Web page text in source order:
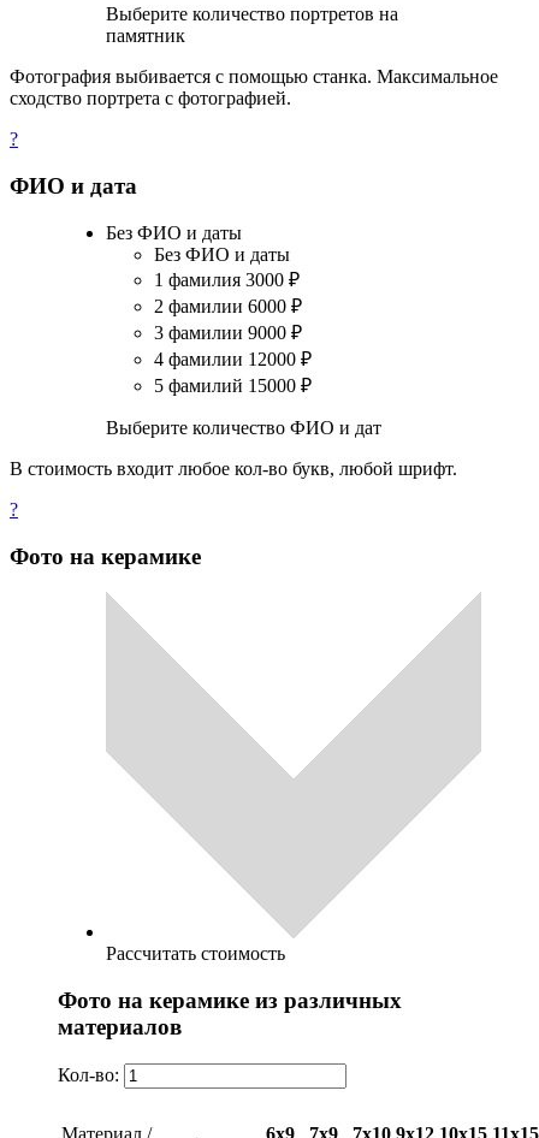
Выберите количество портретов на
памятник
Фотография выбивается с помощью станка. Максимальное
сходство портрета с фотографией.
?
ФИО и дата
Без ФИО и даты
Без ФИО и даты
1 фамилия 3000 ₽
2 фамилии 6000 ₽
3 фамилии 9000 ₽
4 фамилии 12000 ₽
5 фамилий 15000 ₽
Выберите количество ФИО и дат
В стоимость входит любое кол-во букв, любой шрифт.
?
Фото на керамике
Рассчитать стоимость
Фото на керамике из различных
материалов
Кол-во:
Материал /
6х9
7х9
7х10 9х12 10х15 11х15